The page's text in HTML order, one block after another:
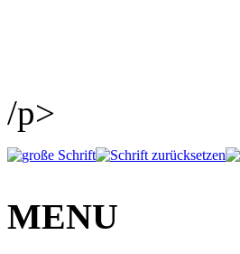
/p>
MENU